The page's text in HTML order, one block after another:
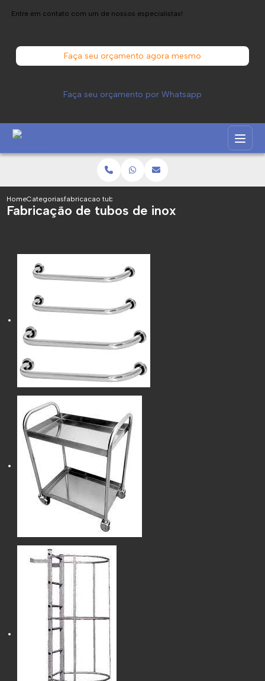
Entre em contato com um de nossos especialistas!
Faça seu orçamento agora mesmo
Faça seu orçamento por Whatsapp
HomeCategoriasfabricacao tubos inox
Fabricação de tubos de inox